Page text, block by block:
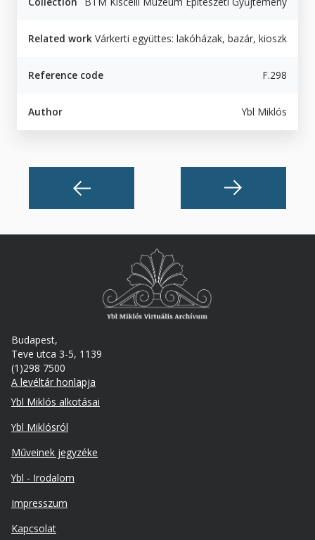
Related work Várkerti együttes: lakóházak, bazár, kioszk
Reference code F.298
Author Ybl Miklós
Budapest,
Teve utca 3-5, 1139
(1)298 7500
A levéltár honlapja
Footer
Ybl Miklós alkotásai
Ybl Miklósról
Műveinek jegyzéke
Ybl - Irodalom
Lábléc
másodlagos
Impresszum
Kapcsolat